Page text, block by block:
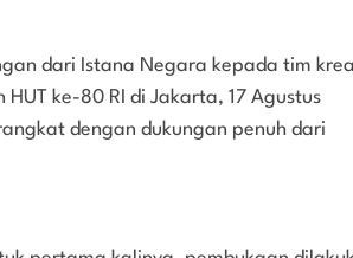
dari Istana Negara kepada tim
ke-80 RI di Jakarta, 17 Agustus
dengan dukungan penuh dari